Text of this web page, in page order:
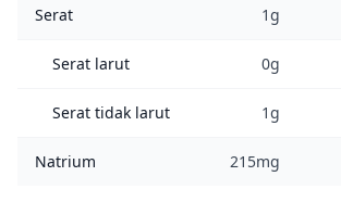
Serat 1g
Serat larut 0g
Serat tidak larut 1g
Natrium 215mg